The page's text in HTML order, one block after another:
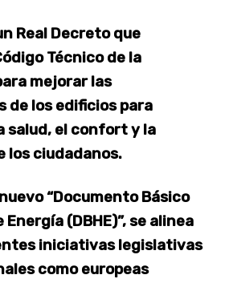
Real Decreto que
Técnico de la
mejorar las
de los edificios para
salud, el confort y la
los ciudadanos.
“Documento Básico
(DBHE)”, se alinea
iniciativas legislativas
como europeas